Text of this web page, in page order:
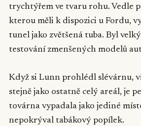
trychtýřem ve tvaru rohu. Vedle
kterou měli k dispozici u Fordu,
tunel jako zvětšená tuba. Byl
testování zmenšených modelů
Když si Lunn prohlédl slévárnu,
stejně jako ostatně celý areál, je
továrna vypadala jako jediné
nepokrýval tabákový popílek.